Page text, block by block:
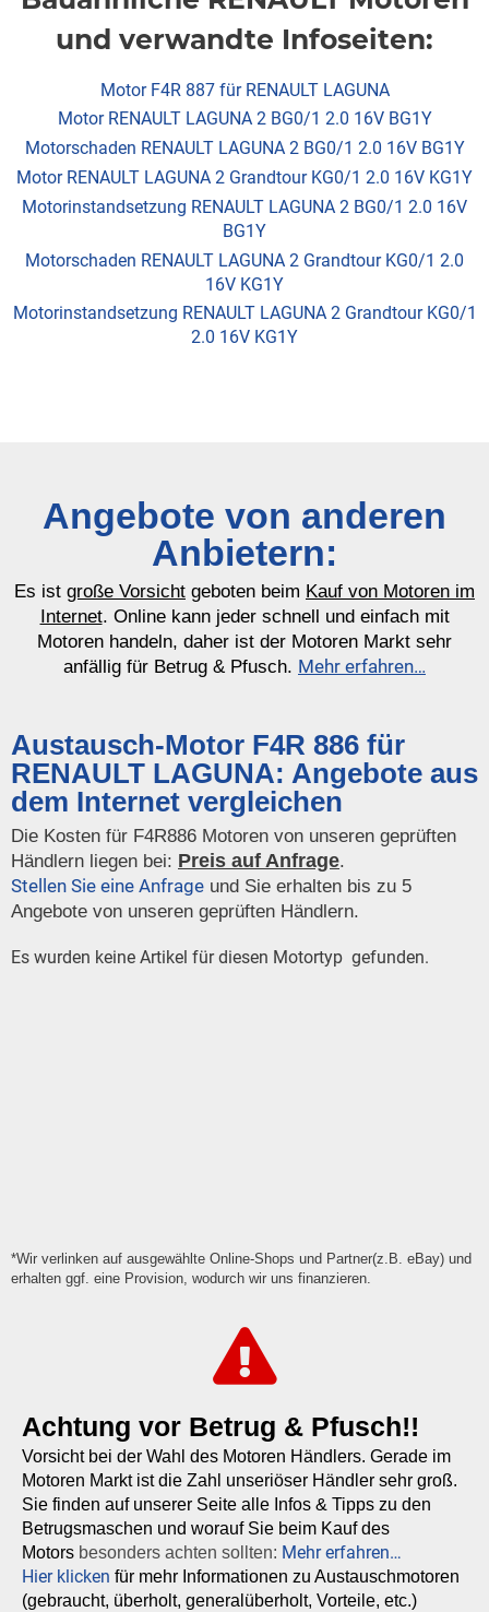
und verwandte Infoseiten:
Motor F4R 887 für RENAULT LAGUNA
Motor RENAULT LAGUNA 2 BG0/1 2.0 16V BG1Y
Motorschaden RENAULT LAGUNA 2 BG0/1 2.0 16V BG1Y
Motor RENAULT LAGUNA 2 Grandtour KG0/1 2.0 16V KG1Y
Motorinstandsetzung RENAULT LAGUNA 2 BG0/1 2.0 16V
BG1Y
Motorschaden RENAULT LAGUNA 2 Grandtour KG0/1 2.0
16V KG1Y
Motorinstandsetzung RENAULT LAGUNA 2 Grandtour KG0/1
2.0 16V KG1Y
Angebote von anderen
Anbietern:
Es ist große Vorsicht geboten beim Kauf von Motoren im
Internet. Online kann jeder schnell und einfach mit
Motoren handeln, daher ist der Motoren Markt sehr
anfällig für Betrug & Pfusch. Mehr erfahren…
Austausch-Motor F4R 886 für
RENAULT LAGUNA: Angebote aus
dem Internet vergleichen
Die Kosten für F4R886 Motoren von unseren geprüften
Händlern liegen bei: Preis auf Anfrage.
Stellen Sie eine Anfrage und Sie erhalten bis zu 5
Angebote von unseren geprüften Händlern.
Es wurden keine Artikel für diesen Motortyp gefunden.
*Wir verlinken auf ausgewählte Online-Shops und Partner(z.B. eBay) und
erhalten ggf. eine Provision, wodurch wir uns finanzieren.
Achtung vor Betrug & Pfusch!!
Vorsicht bei der Wahl des Motoren Händlers. Gerade im
Motoren Markt ist die Zahl unseriöser Händler sehr groß.
Sie finden auf unserer Seite alle Infos & Tipps zu den
Betrugsmaschen und worauf Sie beim Kauf des
Motors besonders achten sollten: Mehr erfahren…
Hier klicken für mehr Informationen zu Austauschmotoren
(gebraucht, überholt, generalüberholt, Vorteile, etc.)